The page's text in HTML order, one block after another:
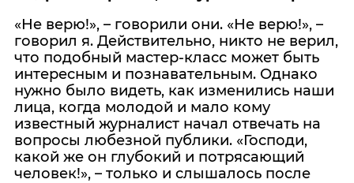
«Не верю!», – говорили они. «Не верю!», –
говорил я. Действительно, никто не верил,
что подобный мастер-класс может быть
интересным и познавательным. Однако
нужно было видеть, как изменились наши
лица, когда молодой и мало кому
известный журналист начал отвечать на
вопросы любезной публики. «Господи,
какой же он глубокий и потрясающий
человек!», – только и слышалось после